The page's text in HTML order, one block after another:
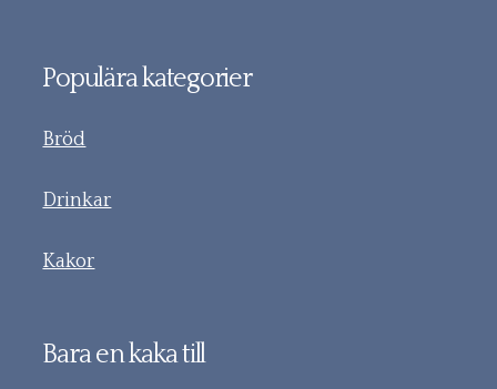
Populära kategorier
Bröd
Drinkar
Kakor
Bara en kaka till